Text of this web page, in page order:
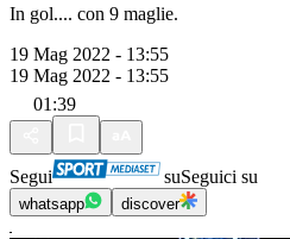
In gol.... con 9 maglie.
19 Mag 2022 - 13:55
19 Mag 2022 - 13:55
01:39
Segui suSeguici su
whatsapp discover